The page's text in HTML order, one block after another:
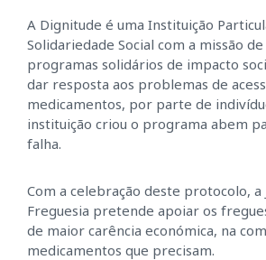
A Dignitude é uma Instituição
Solidariedade Social com a missão
programas solidários de impacto
dar resposta aos problemas de
medicamentos, por parte de
instituição criou o programa abem
falha.
Com a celebração deste protocolo, a
Freguesia pretende apoiar os
de maior carência económica, na
medicamentos que precisam.